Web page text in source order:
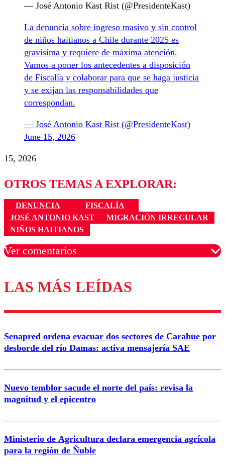
— José Antonio Kast Rist (@PresidenteKast)
La denuncia sobre ingreso masivo y sin control
de niños haitianos a Chile durante 2025 es
gravísima y requiere de máxima atención.
Vamos a poner los antecedentes a disposición
de Fiscalía y colaborar para que se haga justicia
y se exijan las responsabilidades que
correspondan.
— José Antonio Kast Rist (@PresidenteKast)
June 15, 2026
15, 2026
OTROS TEMAS A EXPLORAR:
DENUNCIA
FISCALÍA
JOSÉ ANTONIO KAST
MIGRACIÓN IRREGULAR
NIÑOS HAITIANOS
Ver comentarios
Los comentarios son moderados para garantizar un
diálogo respetuoso.
Nombre
Correo
LAS MÁS LEÍDAS
Senapred ordena evacuar dos sectores de Carahue por
desborde del río Damas: activa mensajería SAE
Nuevo temblor sacude el norte del país: revisa la
magnitud y el epicentro
Ministerio de Agricultura declara emergencia agrícola
para la región de Ñuble